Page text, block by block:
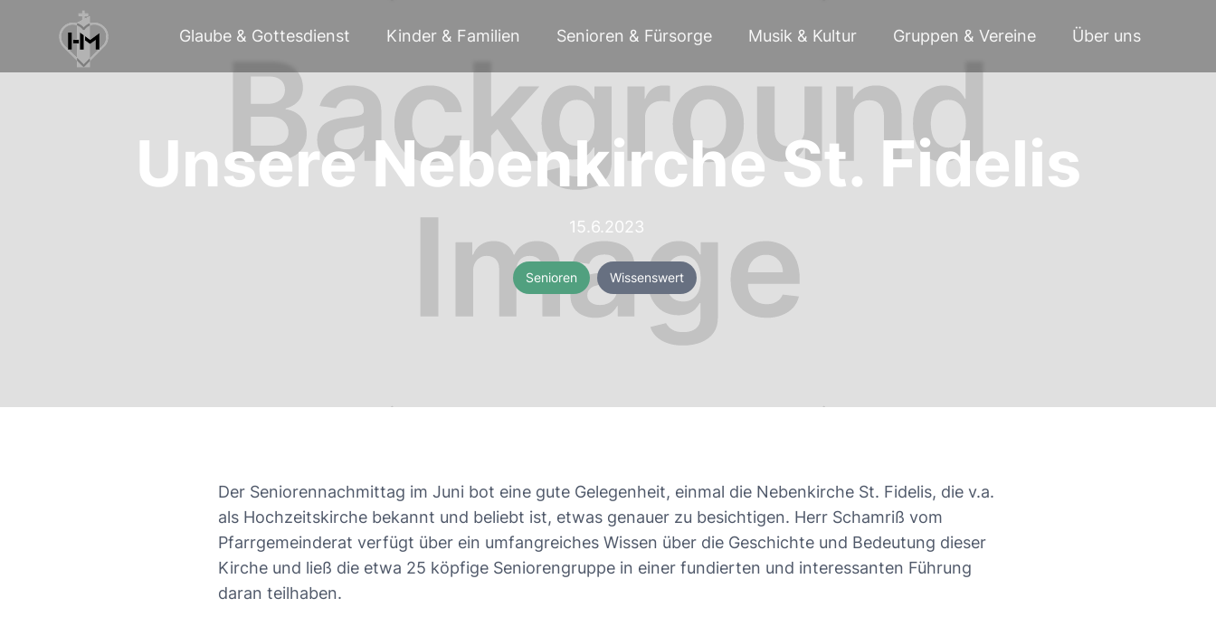
Glaube & Gottesdienst Kinder & Familien Senioren & Fürsorge Musik & Kultur Gruppen & Vereine Über uns
Unsere Nebenkirche St. Fidelis
15.6.2023
Senioren Wissenswert
Der Seniorennachmittag im Juni bot eine gute Gelegenheit, einmal die Nebenkirche St. Fidelis, die v.a.
als Hochzeitskirche bekannt und beliebt ist, etwas genauer zu besichtigen. Herr Schamriß vom
Pfarrgemeinderat verfügt über ein umfangreiches Wissen über die Geschichte und Bedeutung dieser
Kirche und ließ die etwa 25 köpfige Seniorengruppe in einer fundierten und interessanten Führung
daran teilhaben.